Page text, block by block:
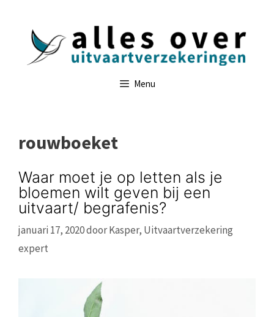
Menu
rouwboeket
Waar moet je op letten als je
bloemen wilt geven bij een
uitvaart/ begrafenis?
januari 17, 2020doorKasper, Uitvaartverzekering
expert